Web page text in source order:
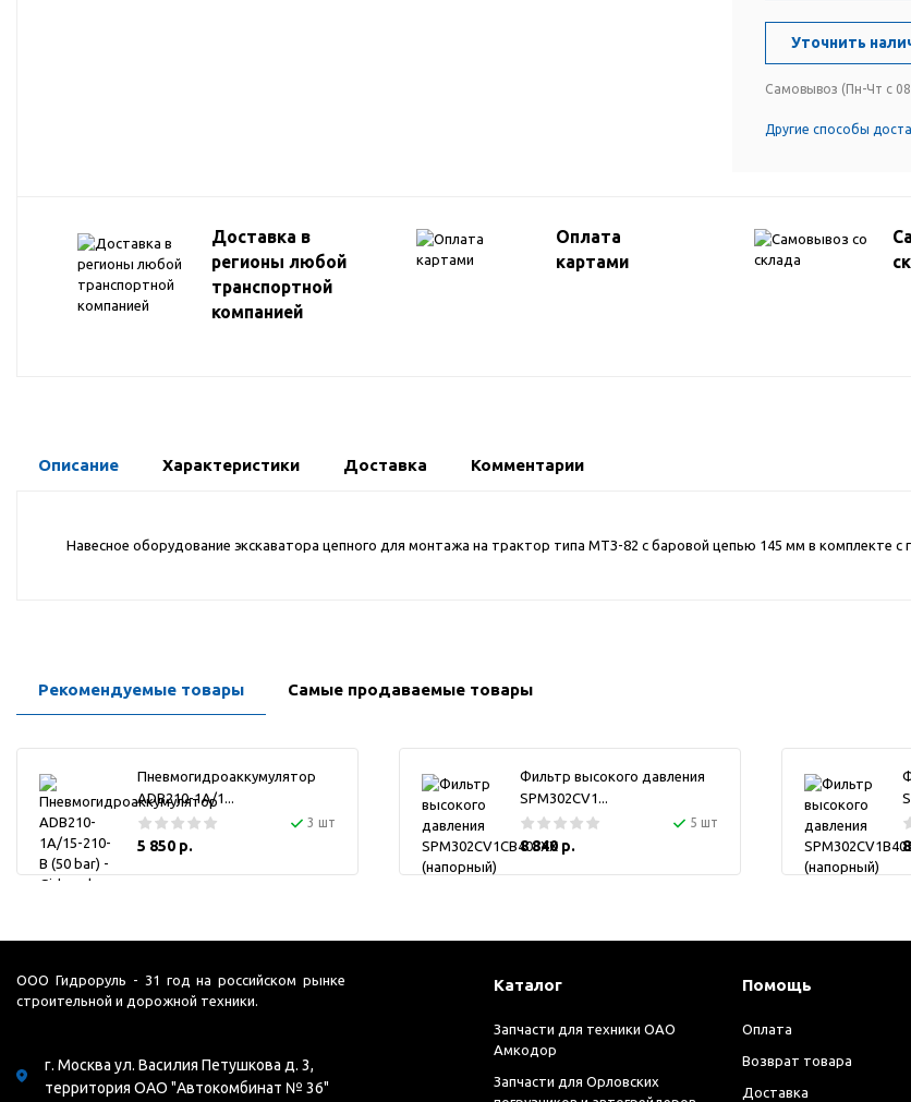
Уточнить
Самовывоз (Пн-Чт с
Другие способы
Доставка в
регионы любой
транспортной
компанией
Оплата
картами
Описание Характеристики Доставка Комментарии
Навесное оборудование экскаватора цепного для монтажа на трактор типа МТЗ-82 с баровой цепью 145 мм в комплекте
Рекомендуемые товары Самые продаваемые товары
Пневмогидроаккумулятор
ADB210-1A/1...
3 шт
5 850 р.
Фильтр высокого давления
SPM302CV1...
5 шт
8 840 р.
ООО Гидроруль - 31 год на российском рынке
строительной и дорожной техники.
г. Москва ул. Василия Петушкова д. 3,
территория ОАО "Автокомбинат № 36"
Каталог
Запчасти для техники ОАО
Амкодор
Запчасти для Орловских
Помощь
Оплата
Возврат товара
Доставка